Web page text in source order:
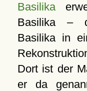
Basilika
Basilika –
Basilika in
Dort ist der
er da